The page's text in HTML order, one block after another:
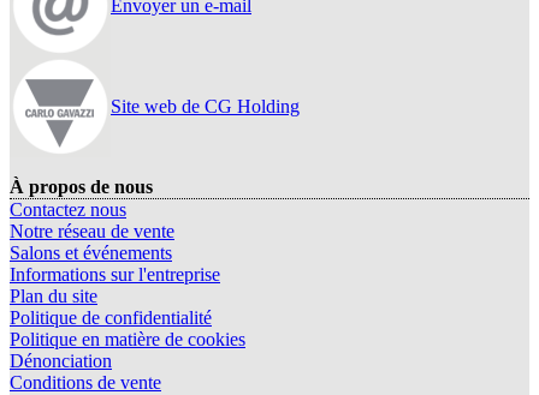
Envoyer un e-mail
Site web de CG Holding
À propos de nous
Contactez nous
Notre réseau de vente
Salons et événements
Informations sur l'entreprise
Plan du site
Politique de confidentialité
Politique en matière de cookies
Dénonciation
Conditions de vente